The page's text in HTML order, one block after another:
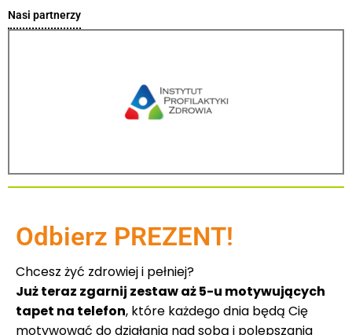
Nasi partnerzy
Odbierz PREZENT!
Chcesz żyć zdrowiej i pełniej?
Już teraz zgarnij zestaw aż 5-u motywujących
tapet na telefon, które każdego dnia będą Cię
motywować do działania nad sobą i polepszania